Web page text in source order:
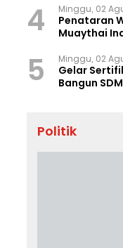
4 Minggu, 02
Penataran
Muaythai
5 Minggu, 02
Gelar
Bangun
Politik